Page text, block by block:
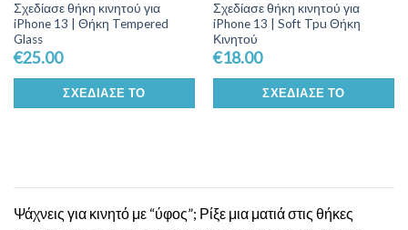
Σχεδίασε θήκη κινητού για
iPhone 13 | Θήκη Tempered
Glass
€25.00
ΣΧΕΔΊΑΣΕ ΤΟ
Σχεδίασε θήκη κινητού για
iPhone 13 | Soft Tpu Θήκη
Κινητού
€18.00
ΣΧΕΔΊΑΣΕ ΤΟ
Ψάχνεις για κινητό με “ύφος”; Ρίξε μια ματιά στις θήκες